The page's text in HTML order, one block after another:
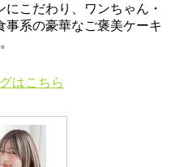
こだわり、ワンちゃん・
系の豪華なご褒美ケーキ
はこちら